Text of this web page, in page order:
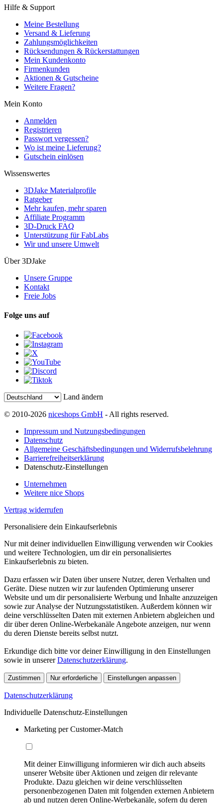
Hilfe & Support
Meine Bestellung
Versand & Lieferung
Zahlungsmöglichkeiten
Rücksendungen & Rückerstattungen
Mein Kundenkonto
Firmenkunden
Aktionen & Gutscheine
Weitere Fragen?
Mein Konto
Anmelden
Registrieren
Passwort vergessen?
Wo ist meine Lieferung?
Gutschein einlösen
Wissenswertes
3DJake Materialprofile
Ratgeber
Mehr kaufen, mehr sparen
Affiliate Programm
3D-Druck FAQ
Unterstützung für FabLabs
Wir und unsere Umwelt
Über 3DJake
Unsere Gruppe
Kontakt
Freie Jobs
Folge uns auf
Land ändern
© 2010-2026 niceshops GmbH - All rights reserved.
Impressum und Nutzungsbedingungen
Datenschutz
Allgemeine Geschäftsbedingungen und Widerrufsbelehrung
Barrierefreiheitserklärung
Datenschutz-Einstellungen
Unternehmen
Weitere nice Shops
Vertrag widerrufen
Personalisiere dein Einkaufserlebnis
Nur mit deiner individuellen Einwilligung verwenden wir Cookies
und weitere Technologien, um dir ein personalisiertes
Einkaufserlebnis zu bieten.
Dazu erfassen wir Daten über unsere Nutzer, deren Verhalten und
Geräte. Diese nutzen wir zur laufenden Optimierung unserer
Website und um dir personalisierte Werbung und Inhalte anzuzeigen
sowie zur Analyse der Nutzungsstatistiken. Außerdem können wir
deine verschlüsselten Daten mit externen Anbietern abgleichen und
dir über deren Online-Werbekanäle Angebote anzeigen, nur wenn
du deren Dienste bereits selbst nutzt.
Erkundige dich bitte vor deiner Einwilligung in den Einstellungen
sowie in unsererDatenschutzerklärung.
Zustimmen Nur erforderliche Einstellungen anpassen
Datenschutzerklärung
Individuelle Datenschutz-Einstellungen
Marketing per Customer-Match
Mit deiner Einwilligung informieren wir dich auch abseits
unserer Website über Aktionen und zeigen dir relevante
Produkte. Dazu gleichen wir deine verschlüsselten
personenbezogenen Daten mit folgenden externen Anbietern
ab und nutzen deren Online-Werbekanäle, sofern du deren